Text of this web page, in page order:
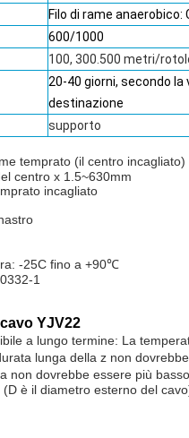
Filo di rame
600/1000
100, 300.500 metri/
20-40 giorni, secondo
destinazione
supporto
temprato (il centro incagliato)
centro x 1.5~630mm
incagliato
-25C fino a +90℃
1
YJV22
a lungo termine: La
lunga della z non
non dovrebbe essere più
è il diametro esterno del